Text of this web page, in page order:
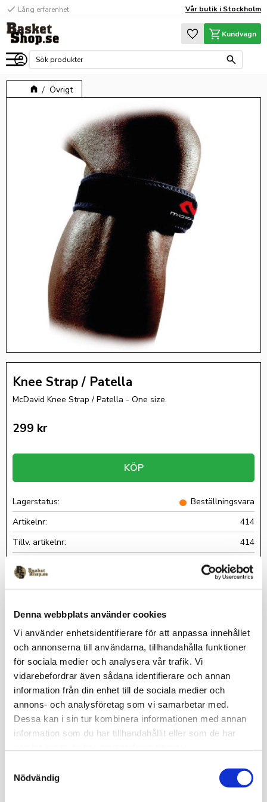
Denna webbplats använder cookies
Vi använder enhetsidentifierare för att anpassa innehållet
och annonserna till användarna, tillhandahålla funktioner
för sociala medier och analysera vår trafik. Vi
vidarebefordrar även sådana identifierare och annan
information från din enhet till de sociala medier och
annons- och analysföretag som vi samarbetar med.
Dessa kan i sin tur kombinera informationen med annan
information som du har tillhandahållit eller som de har
Nödvändig
Meny
check Lång erfarenhet Vår butik i Stockholm
Favoriter
Kundvagn
Övrigt
Knee Strap / Patella
McDavid Knee Strap / Patella - One size.
299 kr
KÖP
Lagerstatus
Beställningsvara
Artikelnr
414
Tillv. artikelnr
414
McDavid
Denna produkt överför en konstant lätt kompresion över
patellar senan genom ett unikt tubstöd.
Detta reducerar dynamiska krafter som orsakas av
löpning och vid frekvent hoppande.
Tillverkad i neoprene. Justerbart. Velcro lås ger en bra
passform.
100% latex-free 3,2 mm neoprene (CR) - exclusive of
binding/cover fabric.
Omdömen